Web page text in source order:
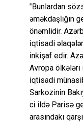
"Bunlardan
əməkdaşlığın
önəmlidir.
iqtisadi
inkişaf edir.
Avropa ölkələri
iqtisadi
Sarkozinin
ci ildə Parisə
arasındakı